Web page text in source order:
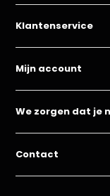
Klantenservice
Mijn account
We zorgen dat je
Contact